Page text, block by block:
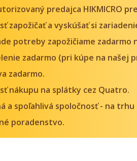
predajca HIKMICRO
zapožičať a vyskúšať si
potreby zapožičiame
zadarmo (pri kúpe na našej
zadarmo.
nákupu na splátky cez Quatro.
a spoľahlivá spoločnosť - na
poradenstvo.